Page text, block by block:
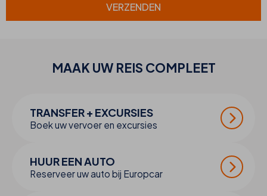
VERZENDEN
MAAK UW REIS COMPLEET
TRANSFER + EXCURSIES
Boek uw vervoer en excursies
HUUR EEN AUTO
Reserveer uw auto bij Europcar